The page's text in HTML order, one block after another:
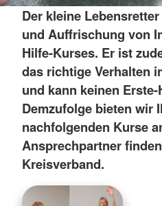
Der kleine
und Auffrischung von
Hilfe-Kurses. Er ist
das richtige Verhalten
und kann keinen
Demzufolge bieten wir
nachfolgenden Kurse
Ansprechpartner
Kreisverband.